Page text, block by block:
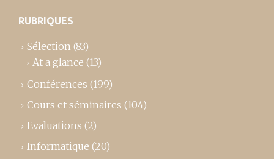
RUBRIQUES
Sélection (83)
At a glance (13)
Conférences (199)
Cours et séminaires (104)
Evaluations (2)
Informatique (20)